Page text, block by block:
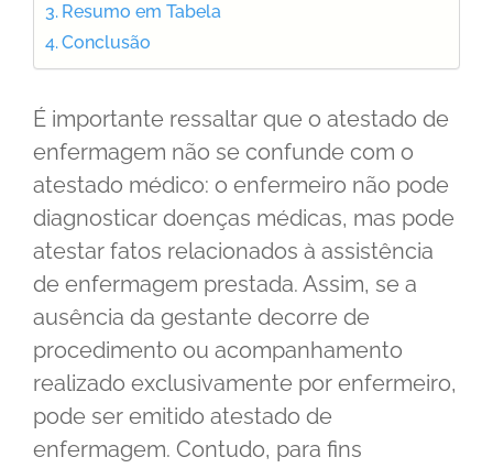
Resumo em Tabela
Conclusão
É importante ressaltar que o atestado de
enfermagem não se confunde com o
atestado médico: o enfermeiro não pode
diagnosticar doenças médicas, mas pode
atestar fatos relacionados à assistência
de enfermagem prestada. Assim, se a
ausência da gestante decorre de
procedimento ou acompanhamento
realizado exclusivamente por enfermeiro,
pode ser emitido atestado de
enfermagem. Contudo, para fins